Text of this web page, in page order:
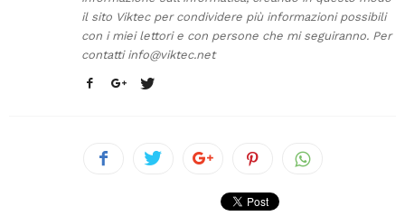
il sito Viktec per condividere più informazioni possibili
con i miei lettori e con persone che mi seguiranno. Per
contatti info@viktec.net